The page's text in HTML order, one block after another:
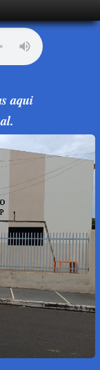
aqui